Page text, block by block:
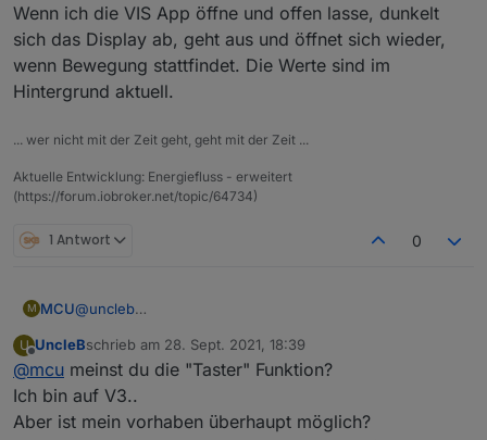
Wenn ich die VIS App öffne und offen lasse, dunkelt
sich das Display ab, geht aus und öffnet sich wieder,
wenn Bewegung stattfindet. Die Werte sind im
Hintergrund aktuell.
... wer nicht mit der Zeit geht, geht mit der Zeit ...
Aktuelle Entwicklung: Energiefluss - erweitert
(https://forum.iobroker.net/topic/64734)
1 Antwort 0
M MCU@uncleb
v2: ButtonAction oder IconButtonAction, kann ein
Zustand schalten entweder "true" oder "false".
Möchte man nicht "true" schalten, sondern "false" muss
man in den Datenpunkt-Eigenschaften: {"on":false}
eintragen.
U UncleBschrieb am 28. Sept. 2021, 18:39
zuletzt editiert von
@mcu meinst du die "Taster" Funktion?
Ich bin auf V3..
Aber ist mein vorhaben überhaupt möglich?